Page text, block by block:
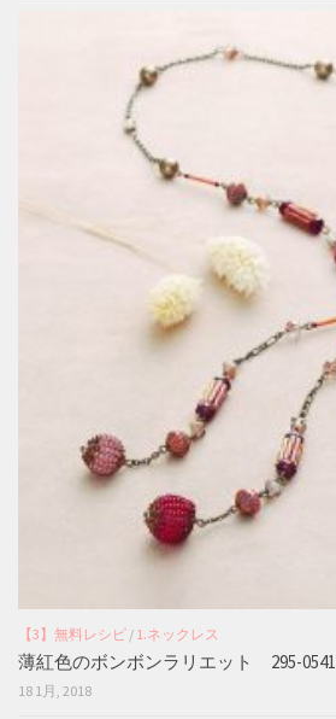
【3】無料レシピ / 1.ネックレス
薄紅色のボンボンラリエット 295-0541
18 1月, 2018